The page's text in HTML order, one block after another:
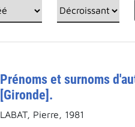
Prénoms et surnoms
[Gironde].
LABAT, Pierre, 1981